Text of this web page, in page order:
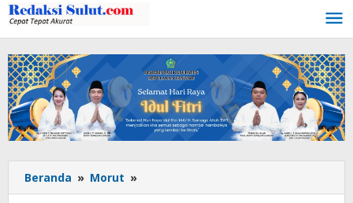
Lewati
ke
konten
Beranda » Morut »
Morut